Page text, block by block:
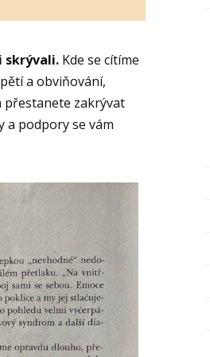
skrývali. Kde se cítíme
a obviňování,
přestanete zakrývat
a podpory se vám